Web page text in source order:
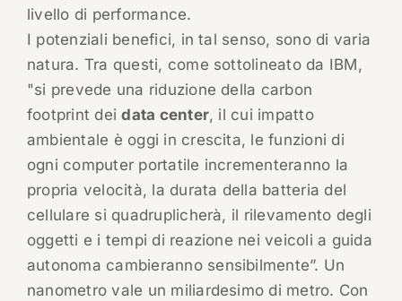
livello di performance.
I potenziali benefici, in tal senso, sono di varia
natura. Tra questi, come sottolineato da IBM,
"si prevede una riduzione della carbon
footprint deidata center, il cui impatto
ambientale è oggi in crescita, le funzioni di
ogni computer portatile incrementeranno la
propria velocità, la durata della batteria del
cellulare si quadruplicherà, il rilevamento degli
oggetti e i tempi di reazione nei veicoli a guida
autonoma cambieranno sensibilmente”. Un
nanometro vale un miliardesimo di metro. Con